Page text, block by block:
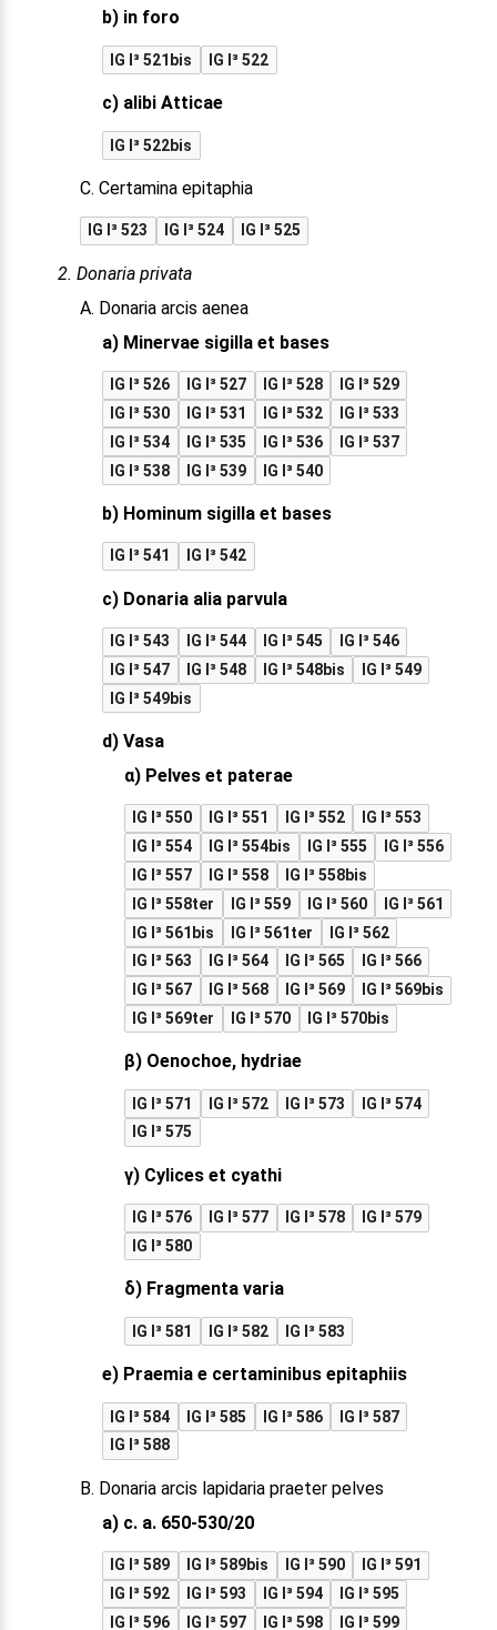
b) in foro
IG I³ 521bis IG I³ 522
c) alibi Atticae
IG I³ 522bis
C. Certamina epitaphia
IG I³ 523 IG I³ 524 IG I³ 525
2. Donaria privata
A. Donaria arcis aenea
a) Minervae sigilla et bases
IG I³ 526 IG I³ 527 IG I³ 528
IG I³ 529
IG I³ 530
IG I³ 531 IG I³ 532
IG I³ 533
IG I³ 534
IG I³ 535 IG I³ 536
IG I³ 537
IG I³ 538
IG I³ 539 IG I³ 540
b) Hominum sigilla et bases
IG I³ 541 IG I³ 542
c) Donaria alia parvula
IG I³ 543 IG I³ 544 IG I³ 545
IG I³ 546
IG I³ 547
IG I³ 548 IG I³ 548bis
IG I³ 549
IG I³ 549bis
d) Vasa
α) Pelves et paterae
IG I³ 550 IG I³ 551 IG I³ 552
IG I³ 553
IG I³ 554
IG I³ 554bis IG I³ 555
IG I³ 556
IG I³ 557
IG I³ 558
IG I³ 558bis
IG I³ 558ter
IG I³ 559 IG I³ 560
IG I³ 561
IG I³ 561bis
IG I³ 561ter
IG I³ 562
IG I³ 563
IG I³ 564 IG I³ 565
IG I³ 566
IG I³ 567
IG I³ 568 IG I³ 569
IG I³ 569bis
IG I³ 569ter
IG I³ 570 IG I³ 570bis
β) Oenochoe, hydriae
IG I³ 571 IG I³ 572 IG I³ 573
IG I³ 574
IG I³ 575
γ) Cylices et cyathi
IG I³ 576 IG I³ 577 IG I³ 578
IG I³ 579
IG I³ 580
δ) Fragmenta varia
IG I³ 581 IG I³ 582 IG I³ 583
e) Praemia e certaminibus epitaphiis
IG I³ 584 IG I³ 585 IG I³ 586
IG I³ 587
IG I³ 588
B. Donaria arcis lapidaria praeter pelves
a) c. a. 650-530/20
IG I³ 589 IG I³ 589bis IG I³ 590
IG I³ 591
IG I³ 592
IG I³ 593 IG I³ 594
IG I³ 595
IG I³ 596
IG I³ 597 IG I³ 598 IG I³ 599